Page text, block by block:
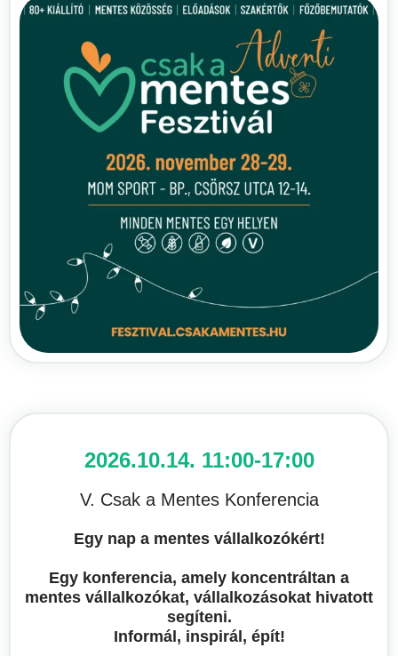
2026.10.14. 11:00-17:00
V. Csak a Mentes Konferencia
Egy nap a mentes vállalkozókért!
Egy konferencia, amely koncentráltan a
mentes vállalkozókat, vállalkozásokat hivatott
segíteni.
Informál, inspirál, épít!